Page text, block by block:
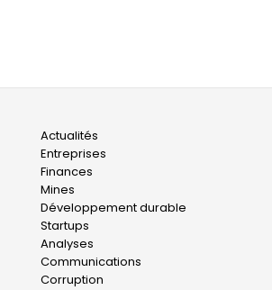
Main
navigation
Actualités
Entreprises
Finances
Mines
Développement durable
Startups
Analyses
Communications
Corruption